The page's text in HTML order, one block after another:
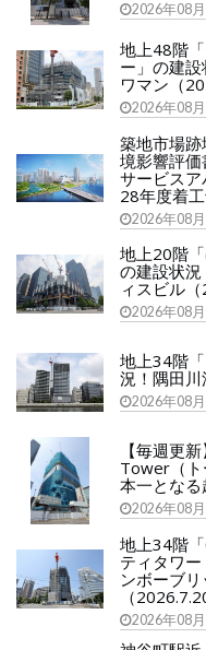
2026年08
地上48階
ー」の建
ワマン（
2026年08
築地市場
境影響評価
サービス
28年度着
2026年08
地上20階
の建設状
ィスビル（
2026年08
地上34階
況！隅田川
2026年08
【毎週更
Tower（ト
本一となる
2026年08
地上34階
ティタワ
ンボーブ
（
2026年08